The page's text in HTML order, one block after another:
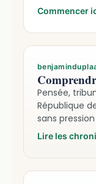
Commencer
Pensée,
République
sans
Lire les